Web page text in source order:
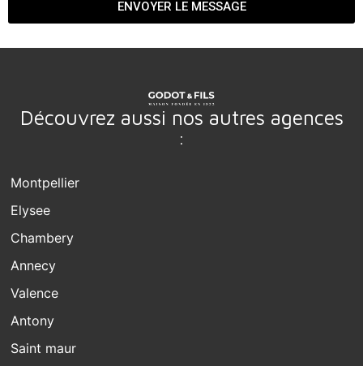
ENVOYER LE MESSAGE
Découvrez aussi nos autres agences
:
Montpellier
Elysee
Chambery
Annecy
Valence
Antony
Saint maur